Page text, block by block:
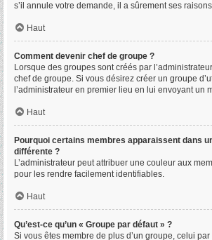
s’il annule votre demande, il a sûrement ses
Haut
Comment devenir chef de groupe ?
Lorsque des groupes sont créés par
chef de groupe. Si vous désirez créer un groupe
l’administrateur en premier lieu en lui envoyant un
Haut
Pourquoi certains membres apparaissent dans
différente ?
L’administrateur peut attribuer une couleur aux
pour les rendre facilement identifiables.
Haut
Qu’est-ce qu’un « Groupe par défaut » ?
Si vous êtes membre de plus d’un groupe, celui